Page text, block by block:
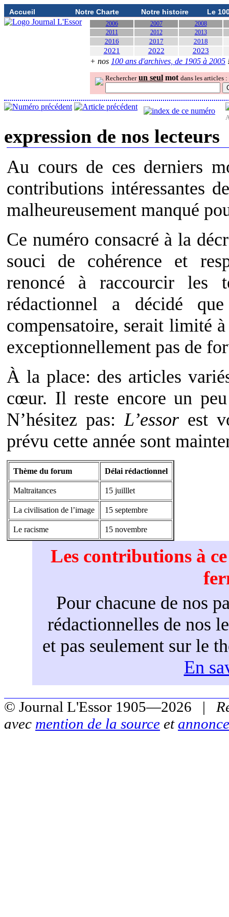
Accueil Notre Charte Notre histoire Le
2006 2007
2008
2011
2012 2013
2016 2017 2018
2021 2022 2023
+ nos 100 ans d'archives, de 1905 à 2005
Rechercher un seul mot dans les articles :
expression de nos lecteurs
Au cours de ces derniers
contributions intéressantes
malheureusement manqué
Ce numéro consacré à la
souci de cohérence et
renoncé à raccourcir les
rédactionnel a décidé
compensatoire, serait limité
exceptionnellement pas de
À la place: des articles
cœur. Il reste encore un
N’hésitez pas:L’essor est
prévu cette année sont
Thème du forum Délai rédactionnel
Maltraitances 15 juilllet
La civilisation de l’image 15 septembre
Le racisme 15 novembre
Les contributions à
Pour chacune de nos
rédactionnelles de nos
et pas seulement sur le
En
© Journal L'Essor 1905—2026 |
avec mention de la source et